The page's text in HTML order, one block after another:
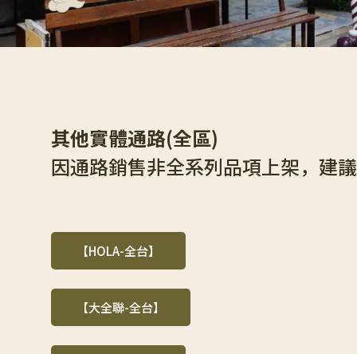
其他實體通路(全區)
因通路銷售非全系列品項上架，建
【HOLA-全台】
【大全聯-全台】